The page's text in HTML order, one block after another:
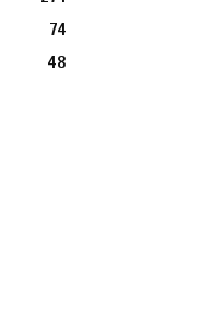
74
48